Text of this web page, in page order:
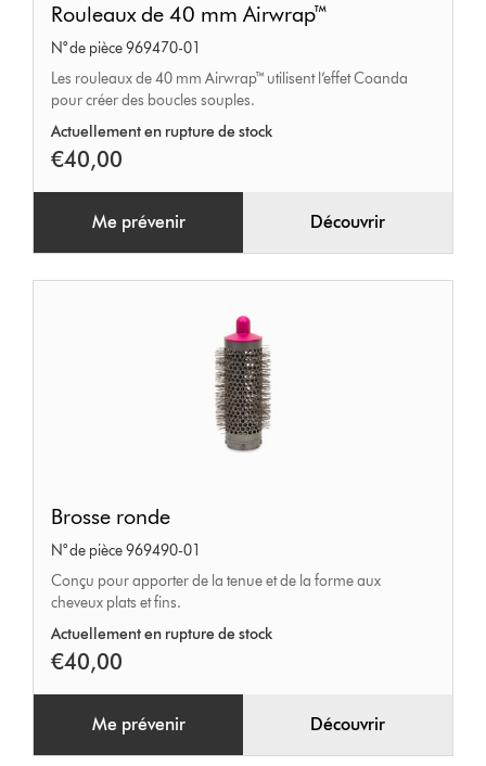
de
40 mm
Airwrap™
Rouleaux de 40 mm Airwrap™
N° de pièce 969470-01
Les rouleaux de 40 mm Airwrap™ utilisent l’effet Coanda
pour créer des boucles souples.
Actuellement en rupture de stock
€40,00
Me prévenir Découvrir
ronde
Brosse ronde
N° de pièce 969490-01
Conçu pour apporter de la tenue et de la forme aux
cheveux plats et fins.
Actuellement en rupture de stock
€40,00
Me prévenir Découvrir